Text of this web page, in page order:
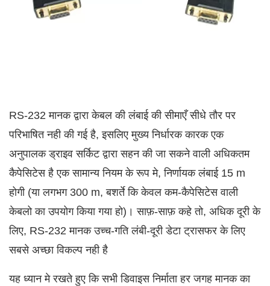
RS-232 मानक द्वारा केबल की लंबाई की सीमाएँ सीधे तौर पर
परिभाषित नही की गई है, इसलिए मुख्य निर्धारक कारक एक
अनुपालक ड्राइव सर्किट द्वारा सहन की जा सकने वाली अधिकतम
कैपेसिटेस है एक सामान्य नियम के रूप मे, निर्णायक लंबाई 15 m
होगी (या लगभग 300 m, बशर्ते कि केवल कम-कैपेसिटेस वाली
केबलो का उपयोग किया गया हो)। साफ़-साफ़ कहे तो, अधिक दूरी के
लिए, RS-232 मानक उच्च-गति लंबी-दूरी डेटा ट्रासफर के लिए
सबसे अच्छा विकल्प नही है
यह ध्यान मे रखते हुए कि सभी डिवाइस निर्माता हर जगह मानक का